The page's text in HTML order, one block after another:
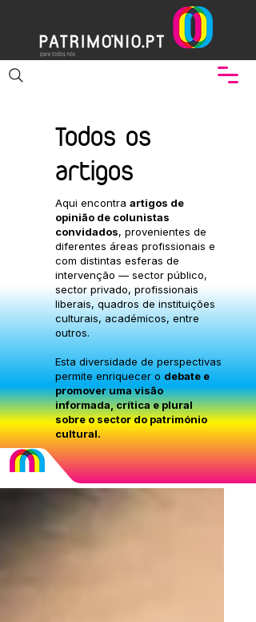
Todos os
artigos
Aqui encontra artigos de
opinião de colunistas
convidados, provenientes de
diferentes áreas profissionais e
com distintas esferas de
intervenção — sector público,
sector privado, profissionais
liberais, quadros de instituições
culturais, académicos, entre
outros.
Esta diversidade de perspectivas
permite enriquecer o debate e
promover uma visão
informada, crítica e plural
sobre o sector do património
cultural.